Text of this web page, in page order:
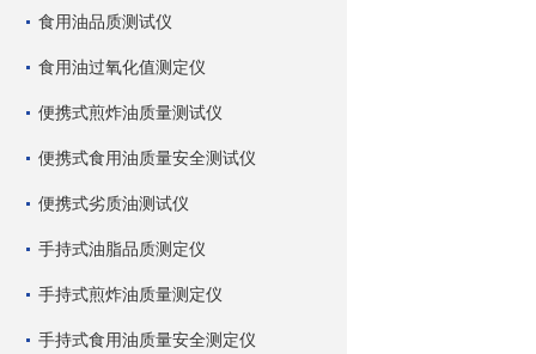
食用油品质测试仪
食用油过氧化值测定仪
便携式煎炸油质量测试仪
便携式食用油质量安全测试仪
便携式劣质油测试仪
手持式油脂品质测定仪
手持式煎炸油质量测定仪
手持式食用油质量安全测定仪